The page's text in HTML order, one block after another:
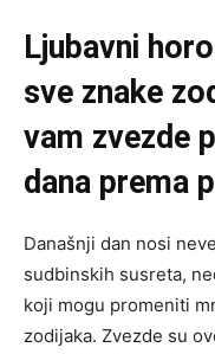
Ljubavni
sve znake
vam zvezde
dana prema
Današnji dan nosi
sudbinskih susreta,
koji mogu promeniti
zodijaka. Zvezde su